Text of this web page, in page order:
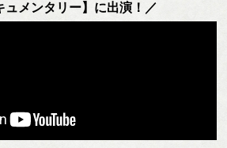
ュメンタリー】に出演！／